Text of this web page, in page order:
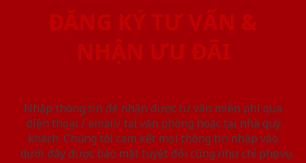
ĐĂNG KÝ TƯ VẤN &
NHẬN ƯU ĐÃI
Nhập thông tin để nhận được tư vấn miễn phí qua
điện thoại / email/ tại văn phòng hoặc tại nhà quý
khách. Chúng tôi cam kết mọi thông tin nhập vào
dưới đây được bảo mật tuyệt đối cũng như chỉ phục vụ